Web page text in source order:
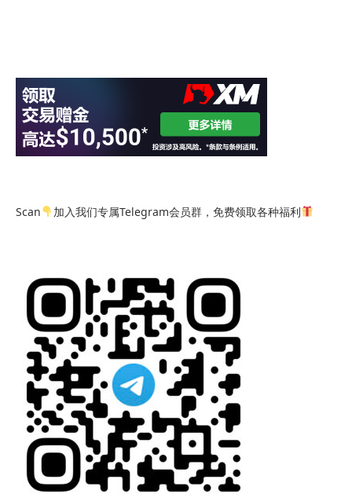
Scan 加入我们专属Telegram会员群，免费领取各种福利